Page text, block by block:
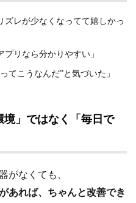
レが少なくなってて嬉しかっ
リなら分かりやすい」
てこうなんだ”と気づいた」
境」ではなく「毎日で
がなくても、
あれば、ちゃんと改善でき